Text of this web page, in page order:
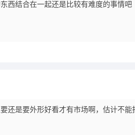
西结合在一起还是比较有难度的事情吧
还是要外形好看才有市场啊，估计不能